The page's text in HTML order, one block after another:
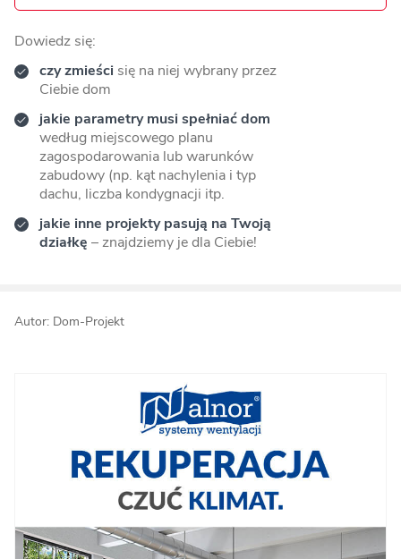
Dowiedz się:
czy zmieści się na niej wybrany przez
Ciebie dom
jakie parametry musi spełniać dom
według miejscowego planu
zagospodarowania lub warunków
zabudowy (np. kąt nachylenia i typ
dachu, liczba kondygnacji itp.
jakie inne projekty pasują na Twoją
działkę – znajdziemy je dla Ciebie!
Autor: Dom-Projekt